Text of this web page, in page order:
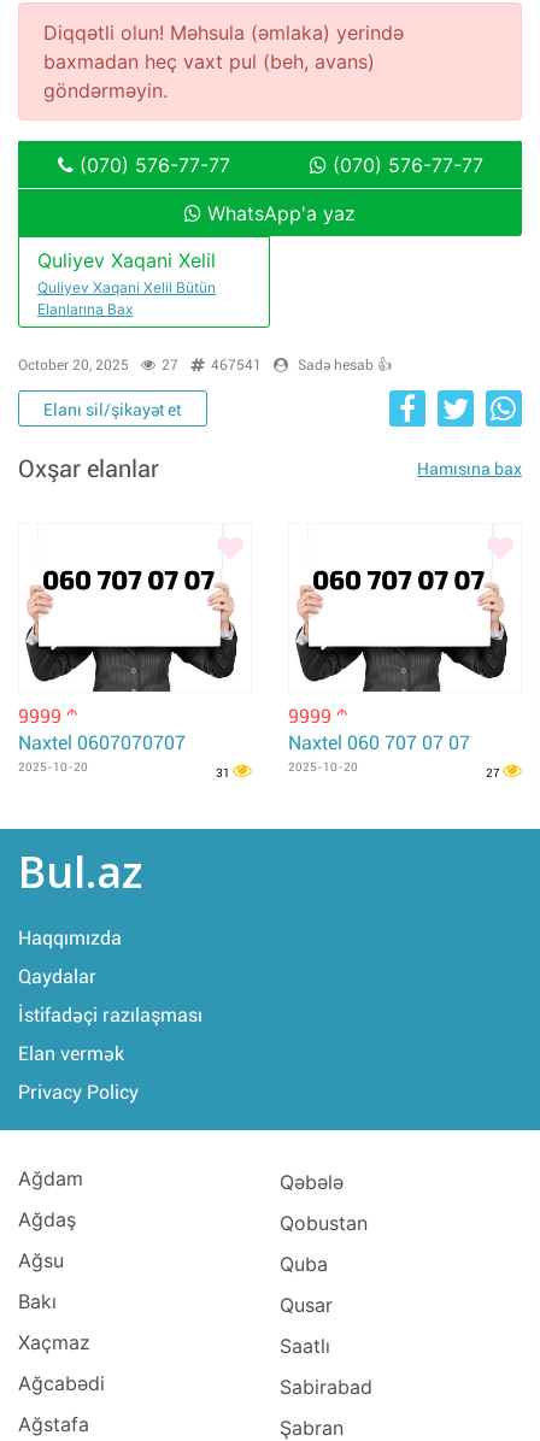
Diqqətli olun! Məhsula (əmlaka) yerində
baxmadan heç vaxt pul (beh, avans)
göndərməyin.
(070) 576-77-77
(070) 576-77-77
WhatsApp'a yaz
Quliyev Xaqani Xelil
Quliyev Xaqani Xelil Bütün
Elanlarına Bax
October 20, 2025 27 467541 Sadə hesab 👍
Elanı sil/şikayət et
Oxşar elanlar Hamısına bax
9999 m
Naxtel 0607070707
2025-10-20 31
9999 m
Naxtel 060 707 07 07
2025-10-20 27
Bul.az
Haqqımızda
Qaydalar
İstifadəçi razılaşması
Elan vermək
Privacy Policy
Ağdam
Ağdaş
Ağsu
Bakı
Xaçmaz
Ağcabədi
Ağstafa
Qəbələ
Qobustan
Quba
Qusar
Saatlı
Sabirabad
Şabran